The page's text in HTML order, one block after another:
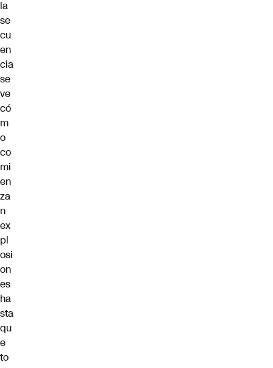
la
se
cu
en
cia
se
ve
có
m
o
co
mi
en
za
n
ex
pl
osi
on
es
ha
sta
qu
e
to